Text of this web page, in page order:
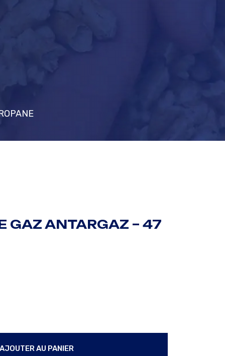
GAZ ANTARGAZ – 47
- 47 kg Propane quantity
AJOUTER AU PANIER